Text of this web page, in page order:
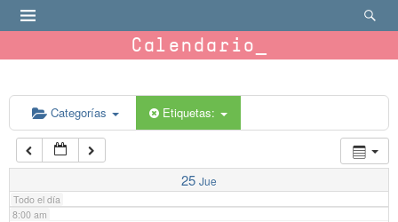
Calendario
Categorías Etiquetas:
25 Jue
Todo el día
6:00 am
7:00 am
8:00 am